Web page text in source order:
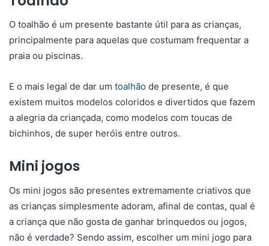
O toalhão é um presente bastante útil para as crianças,
principalmente para aquelas que costumam frequentar a
praia ou piscinas.
E o mais legal de dar um toalhão de presente, é que
existem muitos modelos coloridos e divertidos que fazem
a alegria da criançada, como modelos com toucas de
bichinhos, de super heróis entre outros.
Mini jogos
Os mini jogos são presentes extremamente criativos que
as crianças simplesmente adoram, afinal de contas, qual é
a criança que não gosta de ganhar brinquedos ou jogos,
não é verdade? Sendo assim, escolher um mini jogo para